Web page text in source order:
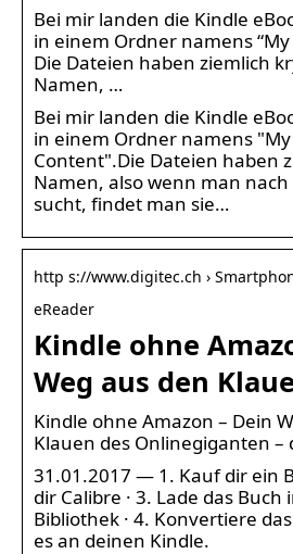
Bei mir landen die Kindle
in einem Ordner namens
Die Dateien haben ziemlich
Namen, …
Bei mir landen die Kindle
in einem Ordner namens
Content".Die Dateien haben
Namen, also wenn man
sucht, findet man sie…
http s://www.digitec.ch ›
eReader
Kindle ohne
Weg aus den
Kindle ohne Amazon – Dein
Klauen des Onlinegiganten –
31.01.2017 — 1. Kauf dir ein
dir Calibre · 3. Lade das Buch
Bibliothek · 4. Konvertiere
es an deinen Kindle.